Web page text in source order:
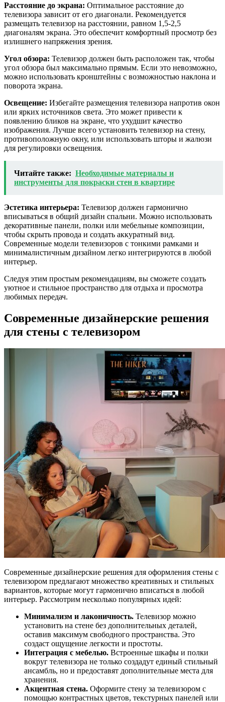
Расстояние до экрана: Оптимальное расстояние до
телевизора зависит от его диагонали. Рекомендуется
размещать телевизор на расстоянии, равном 1,5-2,5
диагоналям экрана. Это обеспечит комфортный просмотр без
излишнего напряжения зрения.
Угол обзора: Телевизор должен быть расположен так, чтобы
угол обзора был максимально прямым. Если это невозможно,
можно использовать кронштейны с возможностью наклона и
поворота экрана.
Освещение: Избегайте размещения телевизора напротив окон
или ярких источников света. Это может привести к
появлению бликов на экране, что ухудшит качество
изображения. Лучше всего установить телевизор на стену,
противоположную окну, или использовать шторы и жалюзи
для регулировки освещения.
Читайте также: Необходимые материалы и
инструменты для покраски стен в квартире
Эстетика интерьера: Телевизор должен гармонично
вписываться в общий дизайн спальни. Можно использовать
декоративные панели, полки или мебельные композиции,
чтобы скрыть провода и создать аккуратный вид.
Современные модели телевизоров с тонкими рамками и
минималистичным дизайном легко интегрируются в любой
интерьер.
Следуя этим простым рекомендациям, вы сможете создать
уютное и стильное пространство для отдыха и просмотра
любимых передач.
Современные дизайнерские решения
для стены с телевизором
Современные дизайнерские решения для оформления стены с
телевизором предлагают множество креативных и стильных
вариантов, которые могут гармонично вписаться в любой
интерьер. Рассмотрим несколько популярных идей:
Минимализм и лаконичность. Телевизор можно
установить на стене без дополнительных деталей,
оставив максимум свободного пространства. Это
создаст ощущение легкости и простоты.
Интеграция с мебелью. Встроенные шкафы и полки
вокруг телевизора не только создадут единый стильный
ансамбль, но и предоставят дополнительные места для
хранения.
Акцентная стена. Оформите стену за телевизором с
помощью контрастных цветов, текстурных панелей или